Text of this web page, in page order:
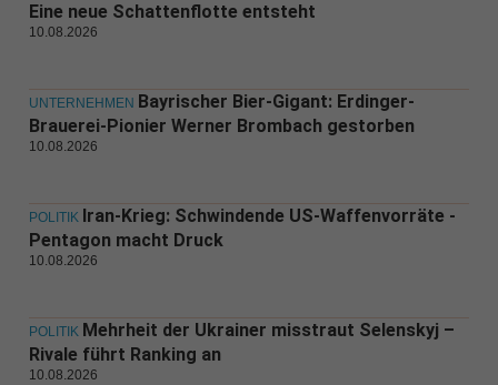
Eine neue Schattenflotte entsteht
10.08.2026
UNTERNEHMEN Bayrischer Bier-Gigant: Erdinger-
Brauerei-Pionier Werner Brombach gestorben
10.08.2026
POLITIK Iran-Krieg: Schwindende US-Waffenvorräte -
Pentagon macht Druck
10.08.2026
POLITIK Mehrheit der Ukrainer misstraut Selenskyj –
Rivale führt Ranking an
10.08.2026